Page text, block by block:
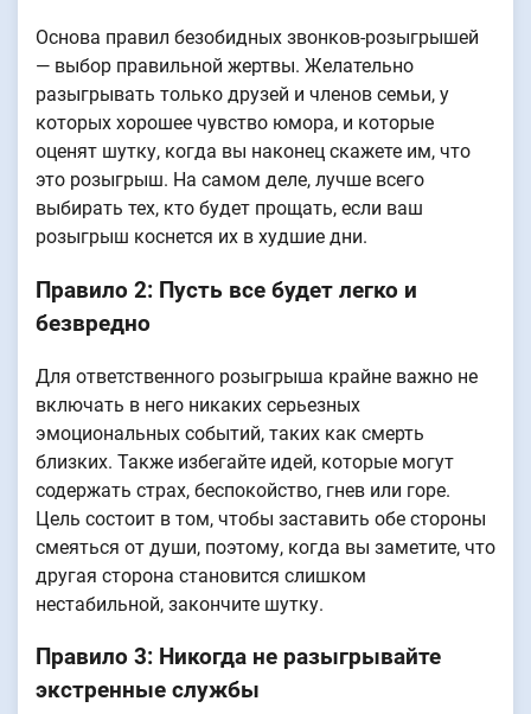
Основа правил безобидных звонков-розыгрышей
— выбор правильной жертвы. Желательно
разыгрывать только друзей и членов семьи, у
которых хорошее чувство юмора, и которые
оценят шутку, когда вы наконец скажете им, что
это розыгрыш. На самом деле, лучше всего
выбирать тех, кто будет прощать, если ваш
розыгрыш коснется их в худшие дни.
Правило 2: Пусть все будет легко и
безвредно
Для ответственного розыгрыша крайне важно не
включать в него никаких серьезных
эмоциональных событий, таких как смерть
близких. Также избегайте идей, которые могут
содержать страх, беспокойство, гнев или горе.
Цель состоит в том, чтобы заставить обе стороны
смеяться от души, поэтому, когда вы заметите, что
другая сторона становится слишком
нестабильной, закончите шутку.
Правило 3: Никогда не разыгрывайте
экстренные службы